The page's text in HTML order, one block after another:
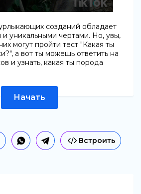
созданий обладает
и уникальными чертами. Но, увы,
могут пройти тест "Какая ты
а вот ты можешь ответить на
и узнать, какая ты порода
Начать
Встроить